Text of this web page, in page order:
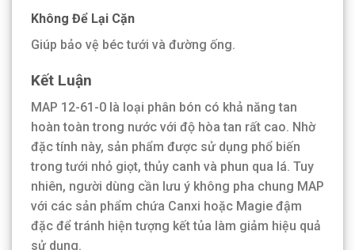
Không Để Lại Cặn
Giúp bảo vệ béc tưới và đường ống.
Kết Luận
MAP 12-61-0 là loại phân bón có khả năng tan
hoàn toàn trong nước với độ hòa tan rất cao. Nhờ
đặc tính này, sản phẩm được sử dụng phổ biến
trong tưới nhỏ giọt, thủy canh và phun qua lá. Tuy
nhiên, người dùng cần lưu ý không pha chung MAP
với các sản phẩm chứa Canxi hoặc Magie đậm
đặc để tránh hiện tượng kết tủa làm giảm hiệu quả
sử dụng.